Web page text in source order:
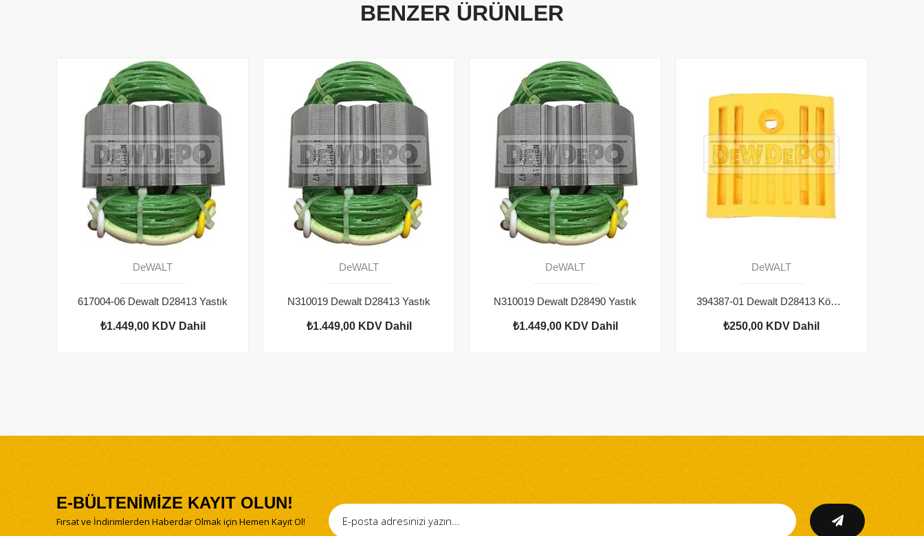
BENZER ÜRÜNLER
DeWALT
617004-06 Dewalt D28413 Yastık
₺1.449,00 KDV Dahil
DeWALT
N310019 Dewalt D28413 Yastık
₺1.449,00 KDV Dahil
DeWALT
N310019 Dewalt D28490 Yastık
₺1.449,00 KDV Dahil
DeWALT
394387-01 Dewalt D28413 Kömür Yuvası Kapağı
₺250,00 KDV Dahil
E-BÜLTENİMİZE KAYIT OLUN!
Fırsat ve İndirimlerden Haberdar Olmak için Hemen Kayıt Ol!